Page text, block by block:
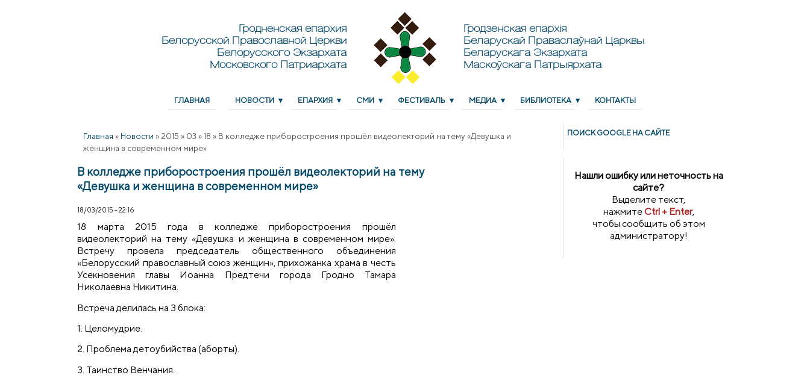
Гродненская епархия
Белорусской Православной Церкви
Белорусского Экзархата
Московского Патриархата
Гродзенская епархія
Беларускай Праваслаўнай Царквы
Беларускага Экзархата
Маскоўскага Патрыярхата
ГЛАВНАЯ НОВОСТИ ЕПАРХИЯ СМИ ФЕСТИВАЛЬ МЕДИА БИБЛИОТЕКА КОНТАКТЫ
Главная » Новости » 2015 » 03 » 18 » В колледже приборостроения прошёл видеолекторий на тему «Девушка и
женщина в современном мире»
В колледже приборостроения прошёл видеолекторий на тему
«Девушка и женщина в современном мире»
18/03/2015 - 22:16
18 марта 2015 года в колледже приборостроения прошёл
видеолекторий на тему «Девушка и женщина в современном мире».
Встречу провела председатель общественного объединения
«Белорусский православный союз женщин», прихожанка храма в честь
Усекновения главы Иоанна Предтечи города Гродно Тамара
Николаевна Никитина.
Встреча делилась на 3 блока:
1. Целомудрие.
2. Проблема детоубийства (аборты).
3. Таинство Венчания.
ПОИСК GOОGLE НА САЙТЕ
Нашли ошибку или неточность на
сайте?
Выделите текст,
нажмитеCtrl + Enter,
чтобы сообщить об этом
администратору!